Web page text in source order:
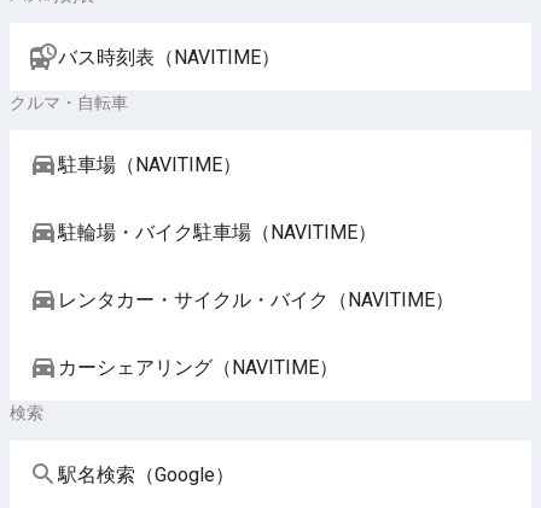
バス時刻表（NAVITIME）
クルマ・自転車
駐車場（NAVITIME）
駐輪場・バイク駐車場（NAVITIME）
レンタカー・サイクル・バイク（NAVITIME）
カーシェアリング（NAVITIME）
検索
駅名検索（Google）